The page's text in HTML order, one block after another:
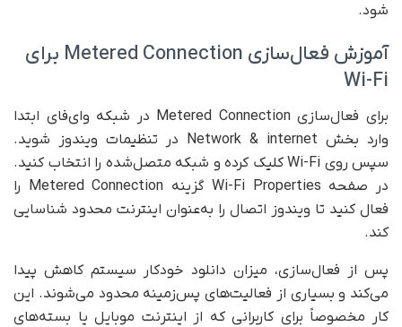
شود.
آموزش فعال‌سازی Metered Connection برای
Wi-Fi
برای فعال‌سازی Metered Connection در شبکه وای‌فای ابتدا
وارد بخش Network & internet در تنظیمات ویندوز شوید.
سپس روی Wi-Fi کلیک کرده و شبکه متصل‌شده را انتخاب کنید.
در صفحه Wi-Fi Properties گزینه Metered Connection را
فعال کنید تا ویندوز اتصال را به‌عنوان اینترنت محدود شناسایی
کند.
پس از فعال‌سازی، میزان دانلود خودکار سیستم کاهش پیدا
می‌کند و بسیاری از فعالیت‌های پس‌زمینه محدود می‌شوند. این
کار مخصوصاً برای کاربرانی که از اینترنت موبایل یا بسته‌های